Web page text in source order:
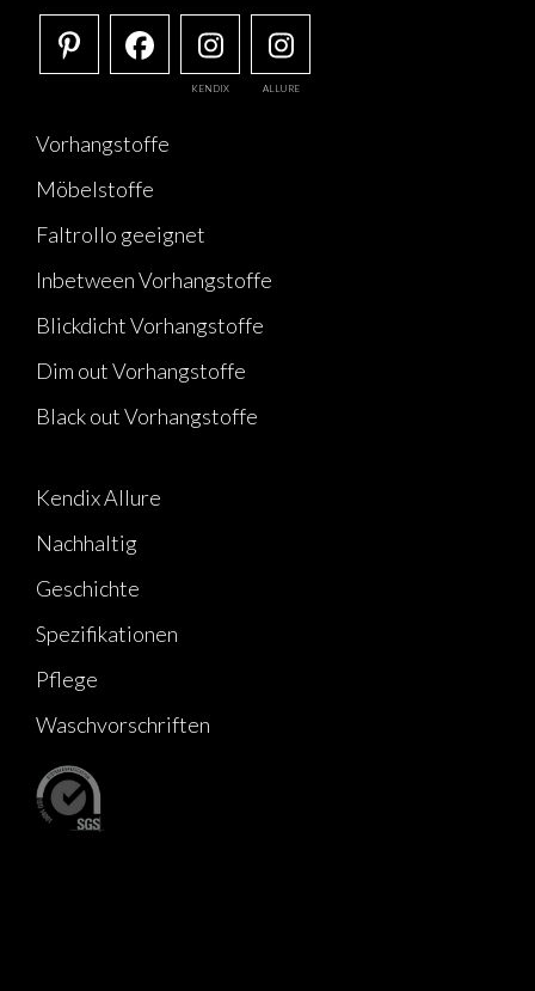
KENDIX ALLURE
Vorhangstoffe
Möbelstoffe
Faltrollo geeignet
Inbetween Vorhangstoffe
Blickdicht Vorhangstoffe
Dim out Vorhangstoffe
Black out Vorhangstoffe
Kendix Allure
Nachhaltig
Geschichte
Spezifikationen
Pflege
Waschvorschriften